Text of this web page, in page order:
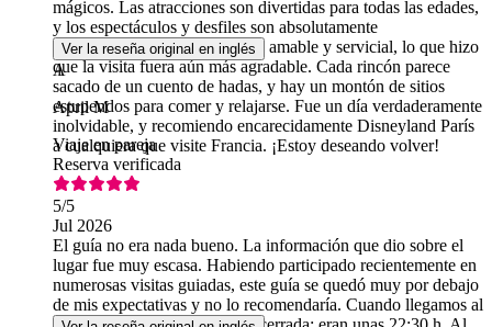
mágicos. Las atracciones son divertidas para todas las edades,
y los espectáculos y desfiles son absolutamente
espectaculares. El personal fue amable y servicial, lo que hizo
que la visita fuera aún más agradable. Cada rincón parece
sacado de un cuento de hadas, y hay un montón de sitios
estupendos para comer y relajarse. Fue un día verdaderamente
inolvidable, y recomiendo encarecidamente Disneyland París
a cualquiera que visite Francia. ¡Estoy deseando volver!
Ver la reseña original en inglés
A
April M
Viaje en pareja
Reserva verificada
5/5
Jul 2026
El guía no era nada bueno. La información que dio sobre el
lugar fue muy escasa. Habiendo participado recientemente en
numerosas visitas guiadas, este guía se quedó muy por debajo
de mis expectativas y no lo recomendaría. Cuando llegamos al